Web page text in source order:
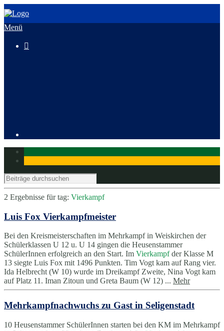
Menü

2 Ergebnisse fürtag: Vierkampf
Luis Fox Vierkampfmeister
Bei den Kreismeisterschaften im Mehrkampf in Weiskirchen der
Schülerklassen U 12 u. U 14 gingen die Heusenstammer
SchülerInnen erfolgreich an den Start. Im Vierkampfder Klasse M
13 siegte Luis Fox mit 1496 Punkten. Tim Vogt kam auf Rang vier.
Ida Helbrecht (W 10) wurde im Dreikampf Zweite, Nina Vogt kam
auf Platz 11. Iman Zitoun und Greta Baum (W 12) ... Mehr
Mehrkampfnachwuchs zu Gast in Seligenstadt
10 Heusenstammer SchülerInnen starten bei den KM im Mehrkampf